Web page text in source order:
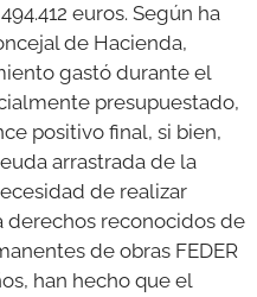
euros. Según ha
de Hacienda,
gastó durante el
presupuestado,
positivo final, si bien,
arrastrada de la
de realizar
derechos reconocidos de
de obras FEDER
han hecho que el